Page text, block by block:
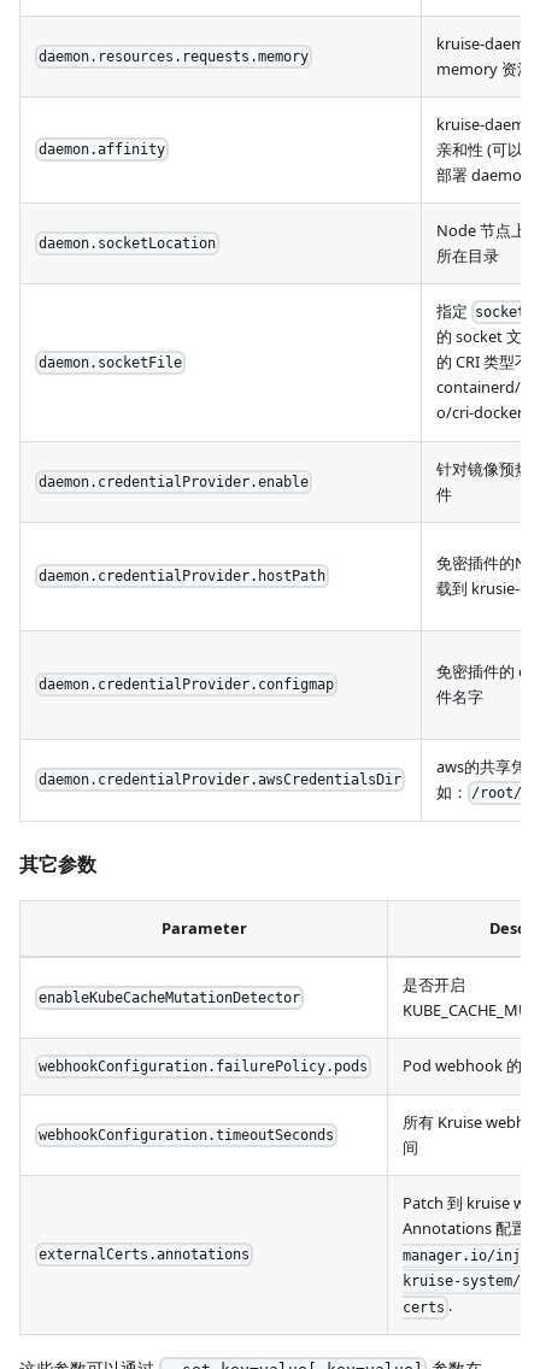
daemon.resources.requests.memory
kruise-
memory 资源
daemon.affinity
kruise-
亲和性 (可以
部署 daemon)
daemon.socketLocation
Node 节点上
所在目录
daemon.socketFile
指定
的 socket 文
的 CRI 类型不
containerd/
o/cri-docker)
daemon.credentialProvider.enable
针对镜像预热
件
daemon.credentialProvider.hostPath
免密插件的
载到 krusie-
daemon.credentialProvider.configmap
免密插件的
件名字
daemon.credentialProvider.awsCredentialsDir
aws的共享凭
如：
/root/
其它参数
Parameter
enableKubeCacheMutationDetector
是否开启
webhookConfiguration.failurePolicy.pods Pod webhook 的
webhookConfiguration.timeoutSeconds
所有 Kruise
间
externalCerts.annotations
Patch 到 kruise
Annotations 配置
manager.io/
kruise-system/
certs .